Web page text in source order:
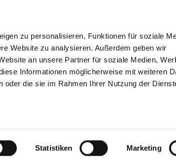
zu personalisieren, Funktionen für soziale
Website zu analysieren. Außerdem geben wir
an unsere Partner für soziale Medien,
Informationen möglicherweise mit weiteren
oder die sie im Rahmen Ihrer Nutzung der
Statistiken Marketing
TIPPS & HILFE DAS DKV